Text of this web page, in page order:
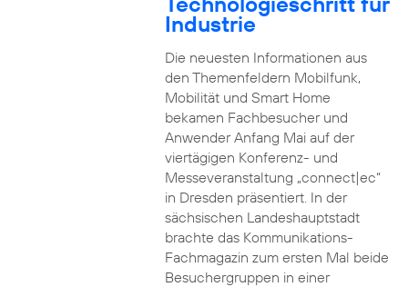
Industrie
Die neuesten Informationen aus
den Themenfeldern Mobilfunk,
Mobilität und Smart Home
bekamen Fachbesucher und
Anwender Anfang Mai auf der
viertägigen Konferenz- und
Messeveranstaltung „connect|ec“
in Dresden präsentiert. In der
sächsischen Landeshauptstadt
brachte das Kommunikations-
Fachmagazin zum ersten Mal beide
Besuchergruppen in einer